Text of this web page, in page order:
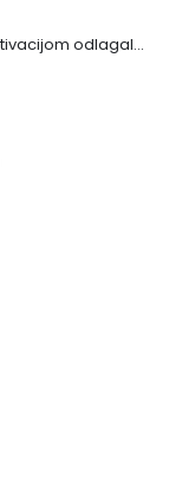
Zaštita životne sredine rekultivacijom odlagališta